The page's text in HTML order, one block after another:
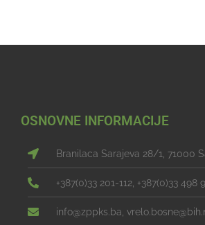
OSNOVNE INFORMACIJE
Branilaca Sarajeva 28/1, 71000
+387(0)33 201-112, +387(0)33 498
info@zppks.ba,